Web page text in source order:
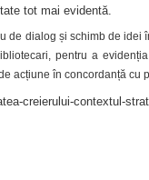
tot mai evidentă.
de dialog și schimb de idei
pentru a
acțiune în concordanță cu
creierului-contextul-